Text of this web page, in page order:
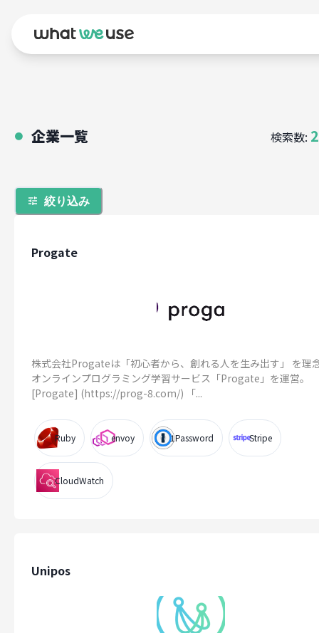
● 企業一覧 検索数: 2
絞り込み
Progate
株式会社Progateは「初心者から、創れる人を生み出す」 を理
オンラインプログラミング学習サービス「Progate」を運営。
[Progate] (https://prog-8.com/) 「...
Ruby envoy 1Password Stripe
CloudWatch
Unipos